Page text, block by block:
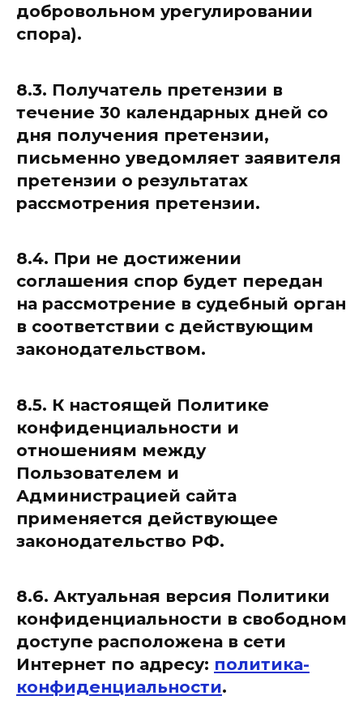
добровольном урегулировании
спора).
8.3. Получатель претензии в
течение 30 календарных дней со
дня получения претензии,
письменно уведомляет заявителя
претензии о результатах
рассмотрения претензии.
8.4. При не достижении
соглашения спор будет передан
на рассмотрение в судебный орган
в соответствии с действующим
законодательством.
8.5. К настоящей Политике
конфиденциальности и
отношениям между
Пользователем и
Администрацией сайта
применяется действующее
законодательство РФ.
8.6. Актуальная версия Политики
конфиденциальности в свободном
доступе расположена в сети
Интернет по адресу: политика-
конфиденциальности.